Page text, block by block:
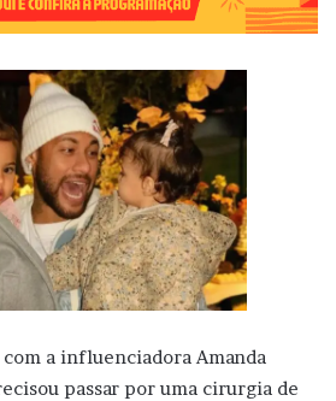
a influenciadora Amanda
passar por uma cirurgia de